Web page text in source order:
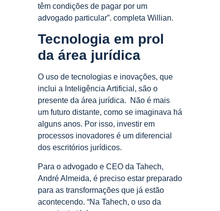
têm condições de pagar por um
advogado particular”. completa Willian.
Tecnologia em prol
da área jurídica
O uso de tecnologias e inovações, que
inclui a Inteligência Artificial, são o
presente da área jurídica. Não é mais
um futuro distante, como se imaginava há
alguns anos. Por isso, investir em
processos inovadores é um diferencial
dos escritórios jurídicos.
Para o advogado e CEO da Tahech,
André Almeida, é preciso estar preparado
para as transformações que já estão
acontecendo. “Na Tahech, o uso da